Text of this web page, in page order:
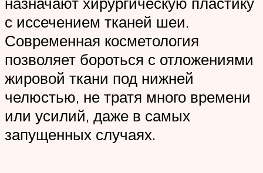
с иссечением тканей шеи.
Современная косметология
позволяет бороться с отложениями
жировой ткани под нижней
челюстью, не тратя много времени
или усилий, даже в самых
запущенных случаях.